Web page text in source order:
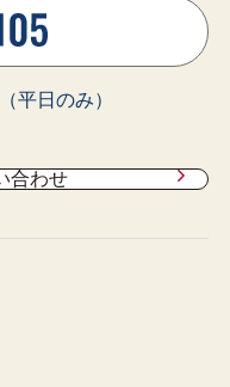
平日のみ）
合わせ